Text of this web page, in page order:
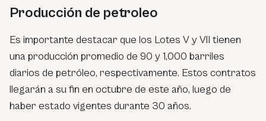
Producción de petroleo
Es importante destacar que los Lotes V y VII tienen
una producción promedio de 90 y 1,000 barriles
diarios de petróleo, respectivamente. Estos contratos
llegarán a su fin en octubre de este año, luego de
haber estado vigentes durante 30 años.